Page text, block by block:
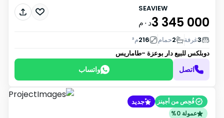
SEAVIEW
3 345 000د٠م
3غرفة 2حمام 216م²
دوبلكس للبيعدار بوعزة -طاماريس
اتصل واتساب
فُحِص من أجينز جديد
عمولة 0%